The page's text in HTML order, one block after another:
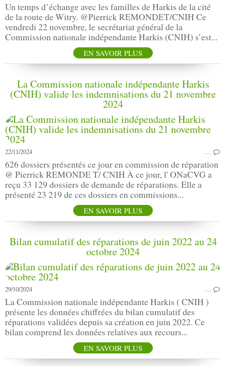
Un temps d’échange avec les familles de Harkis de la cité
de la route de Witry. @Pierrick REMONDET/CNIH Ce
vendredi 22 novembre, le secrétariat général de la
Commission nationale indépendante Harkis (CNIH) s’est...
EN SAVOIR PLUS
La Commission nationale indépendante Harkis
(CNIH) valide les indemnisations du 21 novembre
2024
22/11/2024 …
626 dossiers présentés ce jour en commission de réparation
@ Pierrick REMONDE T/ CNIH À ce jour, l' ONaCVG a
reçu 33 129 dossiers de demande de réparations. Elle a
présenté 23 219 de ces dossiers en commissions...
EN SAVOIR PLUS
Bilan cumulatif des réparations de juin 2022 au 24
octobre 2024
29/10/2024 …
La Commission nationale indépendante Harkis ( CNIH )
présente les données chiffrées du bilan cumulatif des
réparations validées depuis sa création en juin 2022. Ce
bilan comprend les données relatives aux recours...
EN SAVOIR PLUS